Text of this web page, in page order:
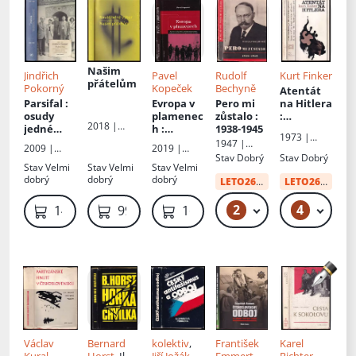
druhé
světové
války
Jindřich
Pokorný
Parsifal :
osudy
jedné
demokrat
ické
odbojové
skupiny v
letech
1938-1945
s
poválečný
2009 |
StavVelmi
dobrý
149 Kč
Našim
přátelům
2018 |
StavVelmi
dobrý
99 Kč
Pavel
Kopeček
Evropa v
plamenec
h :
protifašis
tický
odboj v
období
druhé
světové
války se
zaměření
střední
Evropy
2019 |
StavVelmi
dobrý
169 Kč
Rudolf
Bechyně
Pero mi
zůstalo:
1938-1945
1947 |
Dělnické
nakladatels
tví
Stav Dobrý
LETO26od: 29 Kč
2 49 Kč
Kurt Finker
Atentát
na Hitlera
:
erg a 20.
červenec
1973 |
Stav Dobrý
LETO26od:
4
Václav
Bernard
kolektiv,
František
Karel